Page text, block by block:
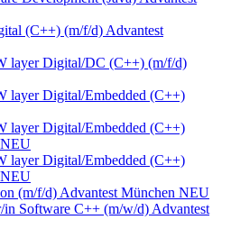
(C++) (m/f/d) Advantest
layer Digital/DC (C++) (m/f/d)
layer Digital/Embedded (C++)
layer Digital/Embedded (C++)
NEU
layer Digital/Embedded (C++)
NEU
(m/f/d) Advantest München NEU
Software C++ (m/w/d) Advantest